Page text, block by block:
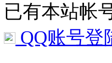
已有本站帐
QQ账号登